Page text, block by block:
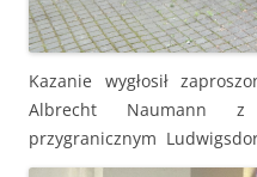
Kazanie wygłosił
Albrecht Naumann
przygranicznym